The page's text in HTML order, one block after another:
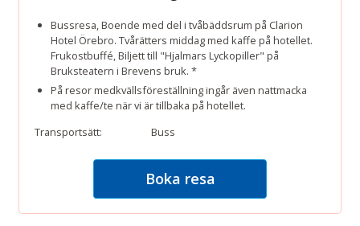
Bussresa, Boende med del i tvåbäddsrum på Clarion
Hotel Örebro. Tvårätters middag med kaffe på hotellet.
Frukostbuffé, Biljett till "Hjalmars Lyckopiller" på
Bruksteatern i Brevens bruk. *
På resor medkvällsföreställning ingår även nattmacka
med kaffe/te när vi är tillbaka på hotellet.
Transportsätt:
Buss
Boka resa